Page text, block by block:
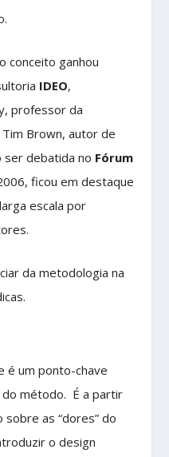
conceito ganhou
IDEO,
professor da
Tim Brown, autor de
ser debatida no Fórum
ficou em destaque
escala por
da metodologia na
é um ponto-chave
do método. É a partir
sobre as “dores” do
o design